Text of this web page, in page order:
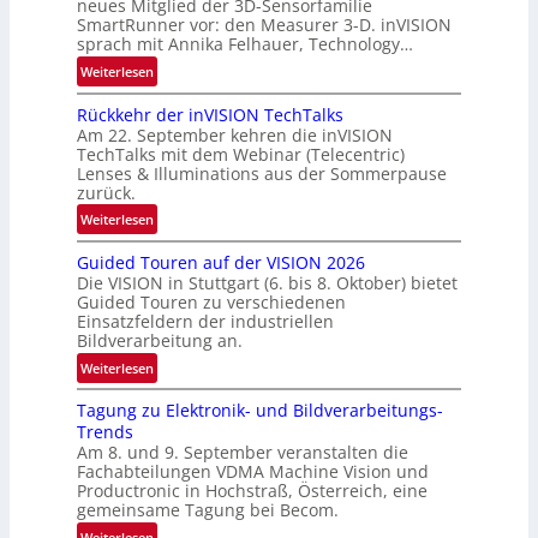
-
R
u
n
d
e
w
s
‘
neues Mitglied der 3D-Sensorfamilie
SmartRunner vor: den Measurer 3-D. inVISION
sprach mit Annika Felhauer, Technology…
Weiterlesen:
U
n
b
e
g
r
e
z
t
e
M
ö
g
l
c
h
k
e
Rückkehr der inVISION TechTalks
Am 22. September kehren die inVISION
TechTalks mit dem Webinar (Telecentric)
Lenses & Illuminations aus der Sommerpause
zurück.
Weiterlesen:
R
ü
c
k
k
e
h
e
r
i
n
Guided Touren auf der VISION 2026
Die VISION in Stuttgart (6. bis 8. Oktober) bietet
Guided Touren zu verschiedenen
Einsatzfeldern der industriellen
Bildverarbeitung an.
Weiterlesen:
G
u
d
e
d
T
Tagung zu Elektronik- und Bildverarbeitungs-
Trends
Am 8. und 9. September veranstalten die
Fachabteilungen VDMA Machine Vision und
Productronic in Hochstraß, Österreich, eine
gemeinsame Tagung bei Becom.